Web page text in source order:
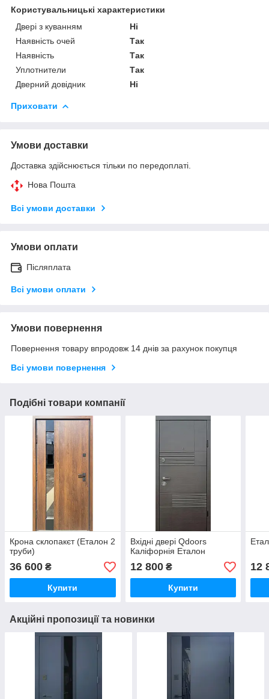
Користувальницькі характеристики
Двері з куванням
Ні
Наявність очей
Так
Наявність
Так
Уплотнители
Так
Дверний довідник
Ні
Приховати
Умови доставки
Доставка здійснюється тільки по передоплаті.
Нова Пошта
Всі умови доставки
Умови оплати
Післяплата
Всі умови оплати
Умови повернення
Повернення товару впродовж 14 днів за рахунок покупця
Всі умови повернення
Подібні товари компанії
Крона склопакєт (Еталон 2
труби)
36 600 ₴
Купити
Вхідні двері Qdoors
Каліфорнія Еталон
12 800₴
Купити
12
Акційні пропозиції та новинки